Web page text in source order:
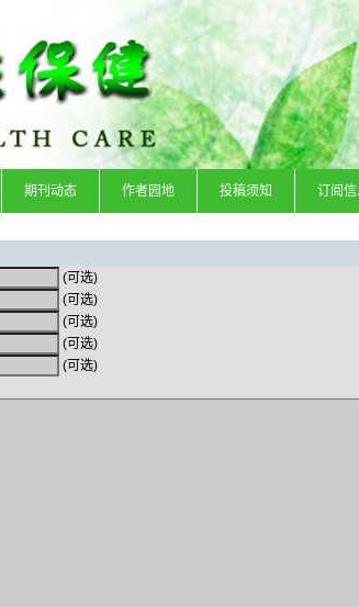
期刊动态 作者园地 投稿须知 订阅信
(可选)
(可选)
(可选)
(可选)
(可选)